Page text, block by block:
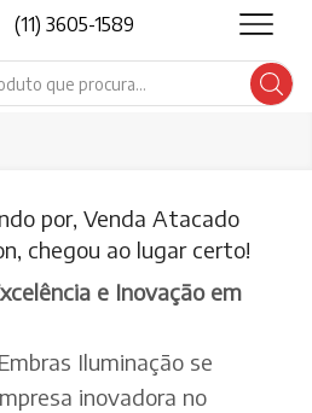
(11) 3605-1589
Search
por, Venda Atacado
chegou ao lugar certo!
e Inovação em
Iluminação se
inovadora no